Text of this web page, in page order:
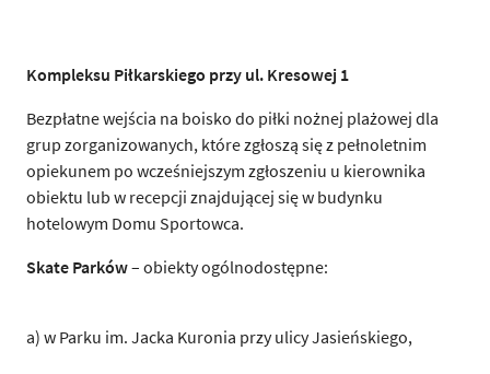
Kompleksu Piłkarskiego przy ul. Kresowej 1
Bezpłatne wejścia na boisko do piłki nożnej plażowej dla
grup zorganizowanych, które zgłoszą się z pełnoletnim
opiekunem po wcześniejszym zgłoszeniu u kierownika
obiektu lub w recepcji znajdującej się w budynku
hotelowym Domu Sportowca.
Skate Parków– obiekty ogólnodostępne:
a) w Parku im. Jacka Kuronia przy ulicy Jasieńskiego,